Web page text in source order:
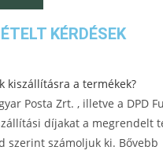
KÉRDÉSEK
kiszállításra a termékek?
Posta Zrt. , illetve a DPD
díjakat a megrendelt
szerint számoljuk ki. Bővebb